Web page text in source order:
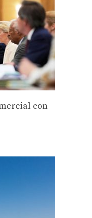
con